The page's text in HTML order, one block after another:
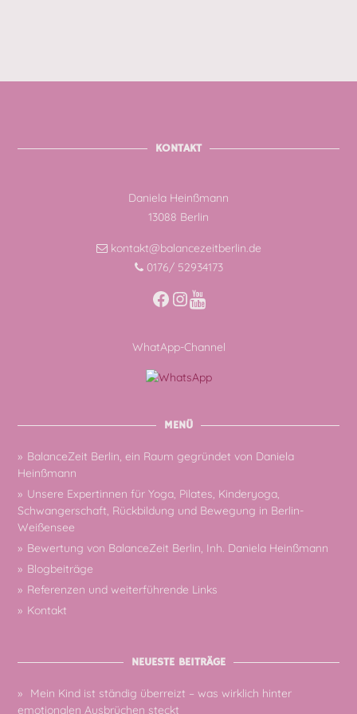
KONTAKT
Daniela Heinßmann
13088 Berlin
kontakt@balancezeitberlin.de
0176/ 52934173
Facebook
Instagram
WhatApp-Channel
MENÜ
BalanceZeit Berlin, ein Raum gegründet von Daniela
Heinßmann
Unsere Expertinnen für Yoga, Pilates, Kinderyoga,
Schwangerschaft, Rückbildung und Bewegung in Berlin-
Weißensee
Bewertung von BalanceZeit Berlin, Inh. Daniela Heinßmann
Blogbeiträge
Referenzen und weiterführende Links
Kontakt
NEUESTE BEITRÄGE
Mein Kind ist ständig überreizt – was wirklich hinter
emotionalen Ausbrüchen steckt